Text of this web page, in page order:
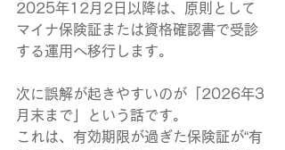
2025年12月2日以降は、原則として
マイナ保険証または資格確認書で受診
する運用へ移行します。
次に誤解が起きやすいのが「2026年3
月末まで」という話です。
これは、有効期限が過ぎた保険証が“有